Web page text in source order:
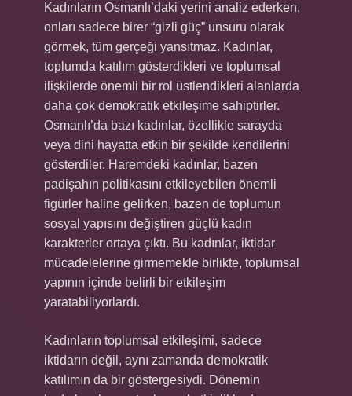
Kadınların Osmanlı’daki yerini analiz ederken,
onları sadece birer “gizli güç” unsuru olarak
görmek, tüm gerçeği yansıtmaz. Kadınlar,
toplumda katılım gösterdikleri ve toplumsal
ilişkilerde önemli bir rol üstlendikleri alanlarda
daha çok demokratik etkileşime sahiptirler.
Osmanlı’da bazı kadınlar, özellikle sarayda
veya dini hayatta etkin bir şekilde kendilerini
gösterdiler. Haremdeki kadınlar, bazen
padişahın politikasını etkileyebilen önemli
figürler haline gelirken, bazen de toplumun
sosyal yapısını değiştiren güçlü kadın
karakterler ortaya çıktı. Bu kadınlar, iktidar
mücadelelerine girmemekle birlikte, toplumsal
yapının içinde belirli bir etkileşim
yaratabiliyorlardı.
Kadınların toplumsal etkileşimi, sadece
iktidarın değil, aynı zamanda demokratik
katılımın da bir göstergesiydi. Dönemin